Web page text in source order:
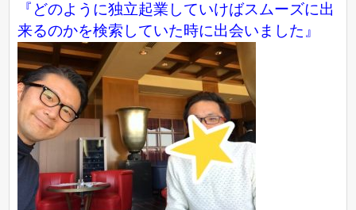
『どのように独立起業していけばスムーズに出
来るのかを検索していた時に出会いました』